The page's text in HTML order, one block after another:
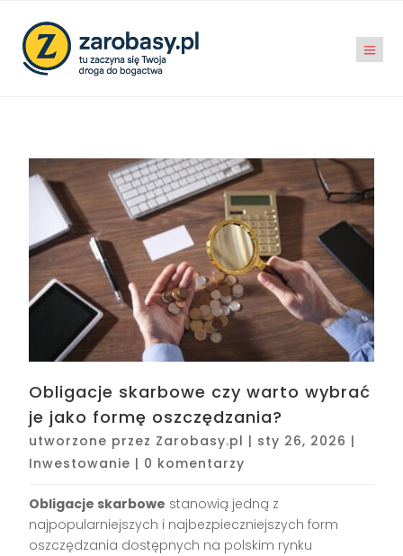
Obligacje skarbowe czy warto wybrać
je jako formę oszczędzania?
utworzone przez Zarobasy.pl | sty 26, 2026 |
Inwestowanie | 0 komentarzy
Obligacje skarbowe stanowią jedną z
najpopularniejszych i najbezpieczniejszych form
oszczędzania dostępnych na polskim rynku